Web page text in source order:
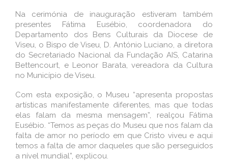
Na cerimónia de inauguração estiveram também
presentes Fátima Eusébio, coordenadora do
Departamento dos Bens Culturais da Diocese de
Viseu, o Bispo de Viseu, D. António Luciano, a diretora
do Secretariado Nacional da Fundação AIS, Catarina
Bettencourt, e Leonor Barata, vereadora da Cultura
no Município de Viseu.
Com esta exposição, o Museu “apresenta propostas
artísticas manifestamente diferentes, mas que todas
elas falam da mesma mensagem”, realçou Fátima
Eusébio. “Temos as peças do Museu que nos falam da
falta de amor no período em que Cristo viveu e aqui
temos a falta de amor daqueles que são perseguidos
a nível mundial”, explicou.